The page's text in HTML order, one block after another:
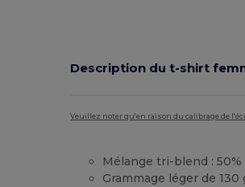
Description du t-shirt
Veuillez noter qu'en raison du calibrage de
Mélange tri-blend : 50%
Grammage léger de 130